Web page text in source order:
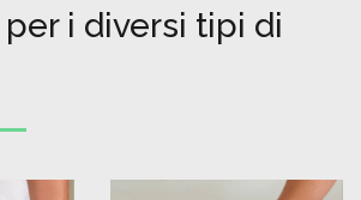
i diversi tipi di